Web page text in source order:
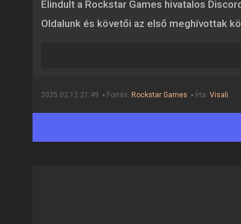
Elindult a Rockstar Games hivatalos
Oldalunk és követői az első meghívottak
2025.02.12 21:49 ▪ Forrás: Rockstar Games ▪ Írta: Visali